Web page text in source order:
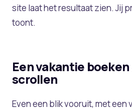
site laat het resultaat zien. Jij
toont.
Een vakantie
scrollen
Even een blik vooruit, met een